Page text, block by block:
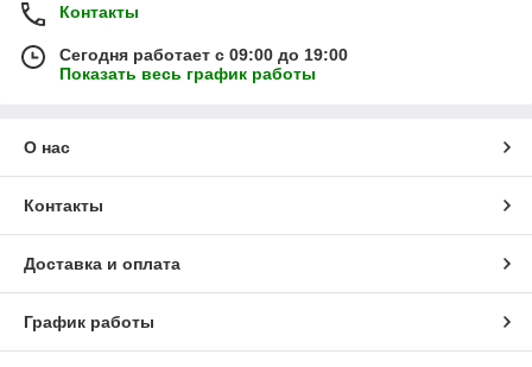
Контакты
Сегодня работает с 09:00 до 19:00
Показать весь график работы
О нас
Контакты
Доставка и оплата
График работы